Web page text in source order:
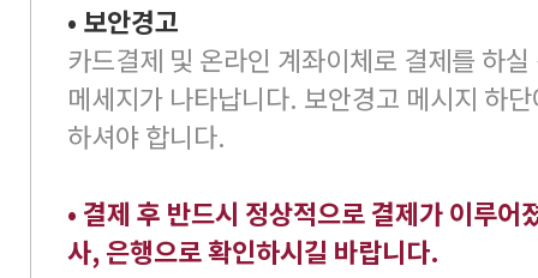
• 보안경고
카드결제 및 온라인 계좌이체로 결제를 하
메세지가 나타납니다. 보안경고 메시지 하
하셔야 합니다.
• 결제 후 반드시 정상적으로 결제가 이루어
사, 은행으로 확인하시길 바랍니다.